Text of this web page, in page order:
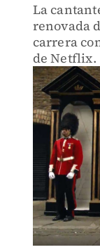
La
renovada
carrera
de Netflix.